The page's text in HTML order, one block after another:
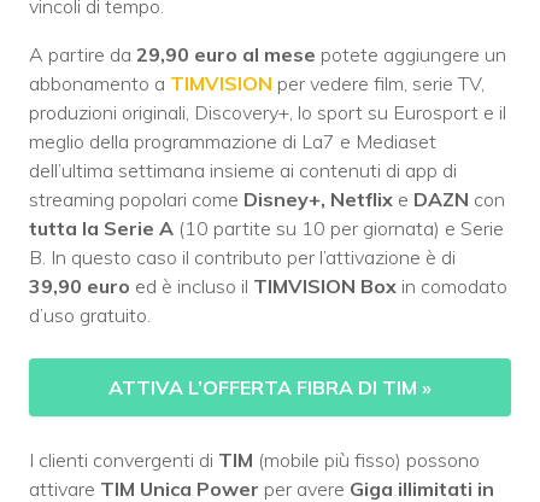
vincoli di tempo.
A partire da 29,90 euro al mese potete aggiungere un
abbonamento a TIMVISION per vedere film, serie TV,
produzioni originali, Discovery+, lo sport su Eurosport e il
meglio della programmazione di La7 e Mediaset
dell’ultima settimana insieme ai contenuti di app di
streaming popolari come Disney+, Netflix e DAZN con
tutta la Serie A (10 partite su 10 per giornata) e Serie
B. In questo caso il contributo per l’attivazione è di
39,90 euro ed è incluso il TIMVISION Box in comodato
d’uso gratuito.
ATTIVA L’OFFERTA FIBRA DI TIM »
I clienti convergenti di TIM (mobile più fisso) possono
attivare TIM Unica Power per avere Giga illimitati in